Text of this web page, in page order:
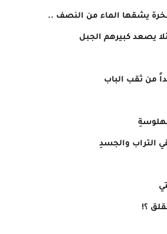
يشقها الماء من النصف ..
يصعد كبيرهم الجبل
من ثقب الباب
التراب والجسدِ
؟!